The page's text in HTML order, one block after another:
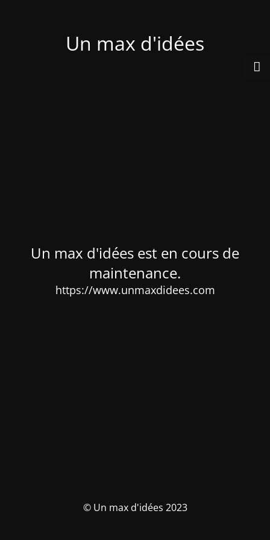
Un max d'idées
Un max d'idées est en cours de
maintenance.
https://www.unmaxdidees.com
© Un max d'idées 2023